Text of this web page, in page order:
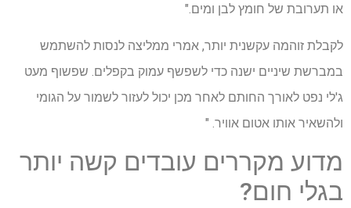
או תערובת של חומץ לבן ומים."
לקבלת זוהמה עקשנית יותר, אמרי ממליצה לנסות להשתמש
במברשת שיניים ישנה כדי לשפשף עמוק בקפלים. שפשוף מעט
ג'לי נפט לאורך החותם לאחר מכן יכול לעזור לשמור על הגומי
ולהשאיר אותו אטום אוויר. "
מדוע מקררים עובדים קשה יותר
בגלי חום?